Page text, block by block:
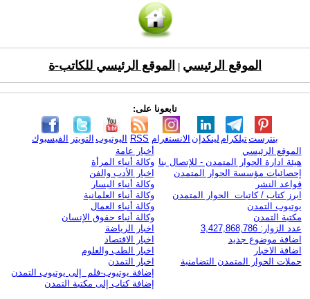
الموقع الرئيسي الموقع الرئيسي للكاتب-ة
تابعونا على:
الفيسبوك التويتر اليوتيوب RSS الانستغرام لينكدإن تيلكرامبنترست
الموقع الرئيسي
هيئة ادارة الحوار المتمدن - للإتصال بنا
إحصائيات مؤسسة الحوار المتمدن
قواعد النشر
ابرز كتاب / كاتبات الحوار المتمدن
يوتيوب التمدن
مكتبة التمدن
عدد الزوار: 3,427,868,786
اضافة موضوع جديد
اضافة الاخبار
حملات الحوار المتمدن التضامنية
أخبار عامة
وكالة أنباء المرأة
اخبار الأدب والفن
وكالة أنباء اليسار
وكالة أنباء العلمانية
وكالة أنباء العمال
وكالة أنباء حقوق الإنسان
اخبار الرياضة
اخبار الاقتصاد
اخبار الطب والعلوم
اخبار التمدن
إضافة يوتيوب-فلم إلى يوتيوب التمدن
إضافة كتاب إلى مكتبة التمدن